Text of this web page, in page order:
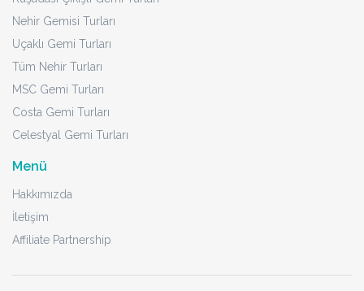
Nehir Gemisi Turları
Uçaklı Gemi Turları
Tüm Nehir Turları
MSC Gemi Turları
Costa Gemi Turları
Celestyal Gemi Turları
Menü
Hakkımızda
İletişim
Affiliate Partnership